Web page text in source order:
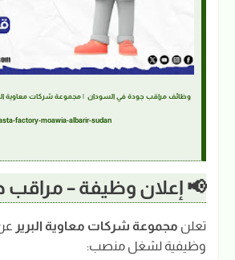
factory-moawia-albarir-sudan
📢 إعلان وظيفة – مراقب
تعلن مجموعة شركات معاوية البرير
وظيفية لشغل منصب: